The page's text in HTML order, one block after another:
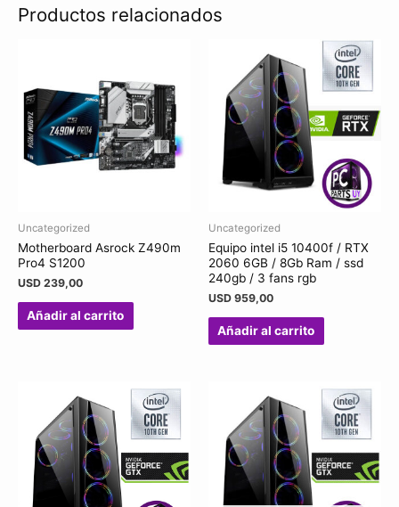
Productos relacionados
Uncategorized
Motherboard Asrock Z490m
Pro4 S1200
USD 239,00
Añadir al carrito
Uncategorized
Equipo intel i5 10400f / RTX
2060 6GB / 8Gb Ram / ssd
240gb / 3 fans rgb
USD 959,00
Añadir al carrito